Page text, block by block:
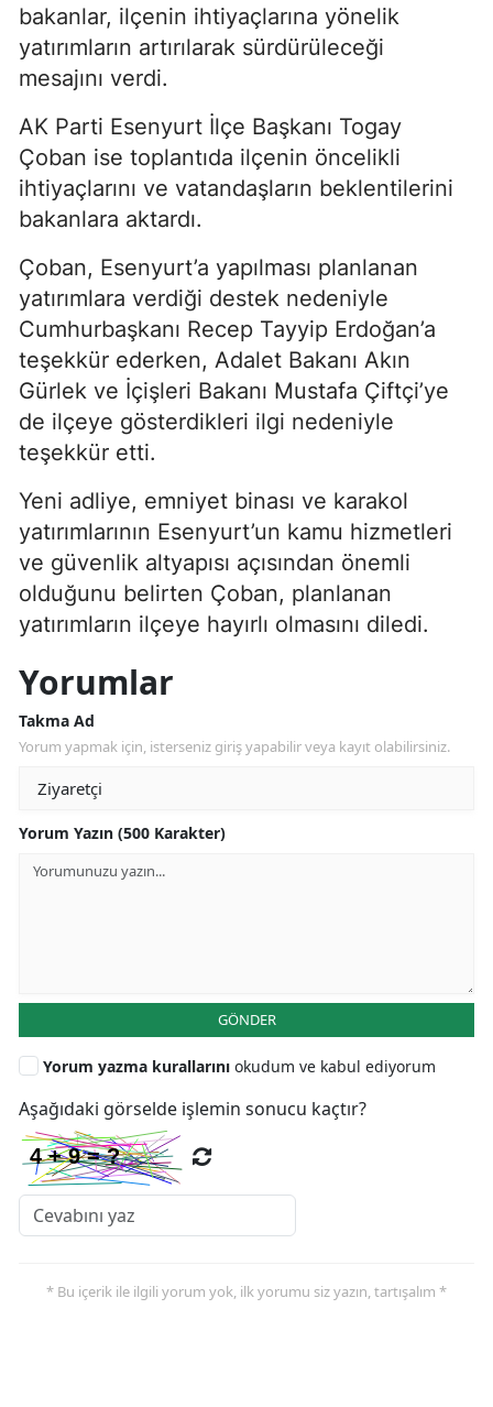
bakanlar, ilçenin ihtiyaçlarına yönelik
yatırımların artırılarak sürdürüleceği
mesajını verdi.
AK Parti Esenyurt İlçe Başkanı Togay
Çoban ise toplantıda ilçenin öncelikli
ihtiyaçlarını ve vatandaşların beklentilerini
bakanlara aktardı.
Çoban, Esenyurt’a yapılması planlanan
yatırımlara verdiği destek nedeniyle
Cumhurbaşkanı Recep Tayyip Erdoğan’a
teşekkür ederken, Adalet Bakanı Akın
Gürlek ve İçişleri Bakanı Mustafa Çiftçi’ye
de ilçeye gösterdikleri ilgi nedeniyle
teşekkür etti.
Yeni adliye, emniyet binası ve karakol
yatırımlarının Esenyurt’un kamu hizmetleri
ve güvenlik altyapısı açısından önemli
olduğunu belirten Çoban, planlanan
yatırımların ilçeye hayırlı olmasını diledi.
Yorumlar
Takma Ad
Yorum yapmak için, isterseniz giriş yapabilir veya kayıt olabilirsiniz.
Yorum Yazın (500 Karakter)
GÖNDER
Yorum yazma kurallarını okudum ve kabul ediyorum
Aşağıdaki görselde işlemin sonucu kaçtır?
* Bu içerik ile ilgili yorum yok, ilk yorumu siz yazın, tartışalım *